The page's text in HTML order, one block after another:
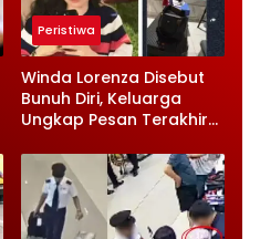
Peristiwa
Winda Lorenza Disebut
Bunuh Diri, Keluarga
Ungkap Pesan Terakhir
Rumah